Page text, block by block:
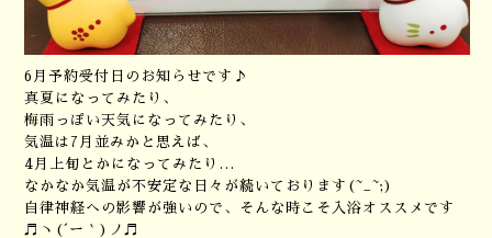
6月予約受付日のお知らせです♪
真夏になってみたり、
梅雨っぽい天気になってみたり、
気温は7月並みかと思えば、
4月上旬とかになってみたり…
なかなか気温が不安定な日々が続いております(~_~;)
自律神経への影響が強いので、そんな時こそ入浴オススメです
♬ヽ(´ー｀)ノ♬